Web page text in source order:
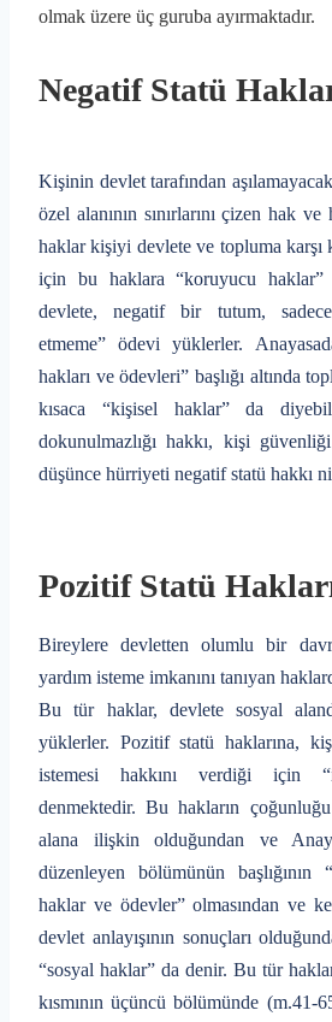
olmak üzere üç guruba ayırmaktadır.
Negatif Statü
Kişinin devlet tarafından
özel alanının sınırlarını çizen hak
haklar kişiyi devlete ve topluma karşı
için bu haklara “koruyucu
devlete, negatif bir tutum, sadece
etmeme” ödevi yüklerler.
hakları ve ödevleri” başlığı altında
kısaca “kişisel haklar” da
dokunulmazlığı hakkı, kişi
düşünce hürriyeti negatif statü hakkı
Pozitif Statü
Bireylere devletten olumlu bir
yardım isteme imkanını tanıyan
Bu tür haklar, devlete sosyal
yüklerler. Pozitif statü haklarına,
istemesi hakkını verdiği için
denmektedir. Bu hakların
alana ilişkin olduğundan ve
düzenleyen bölümünün
haklar ve ödevler” olmasından ve
devlet anlayışının sonuçları
“sosyal haklar” da denir. Bu tür
kısmının üçüncü bölümünde (m.41-